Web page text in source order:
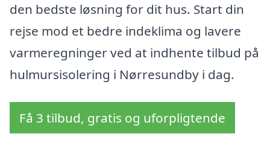
den bedste løsning for dit hus. Start din
rejse mod et bedre indeklima og lavere
varmeregninger ved at indhente tilbud på
hulmursisolering i Nørresundby i dag.
Få 3 tilbud, gratis og uforpligtende